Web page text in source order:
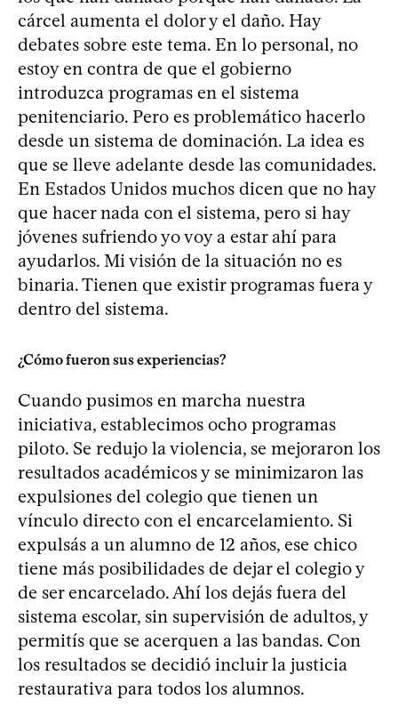
cárcel aumenta el dolor y el daño. Hay
debates sobre este tema. En lo personal, no
estoy en contra de que el gobierno
introduzca programas en el sistema
penitenciario. Pero es problemático hacerlo
desde un sistema de dominación. La idea es
que se lleve adelante desde las comunidades.
En Estados Unidos muchos dicen que no hay
que hacer nada con el sistema, pero si hay
jóvenes sufriendo yo voy a estar ahí para
ayudarlos. Mi visión de la situación no es
binaria. Tienen que existir programas fuera y
dentro del sistema.
¿Cómo fueron sus experiencias?
Cuando pusimos en marcha nuestra
iniciativa, establecimos ocho programas
piloto. Se redujo la violencia, se mejoraron los
resultados académicos y se minimizaron las
expulsiones del colegio que tienen un
vínculo directo con el encarcelamiento. Si
expulsás a un alumno de 12 años, ese chico
tiene más posibilidades de dejar el colegio y
de ser encarcelado. Ahí los dejás fuera del
sistema escolar, sin supervisión de adultos, y
permitís que se acerquen a las bandas. Con
los resultados se decidió incluir la justicia
restaurativa para todos los alumnos.